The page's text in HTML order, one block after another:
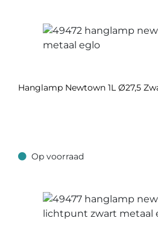
Hanglamp Newtown 1L Ø27,5
Op voorraad
Op voorraad